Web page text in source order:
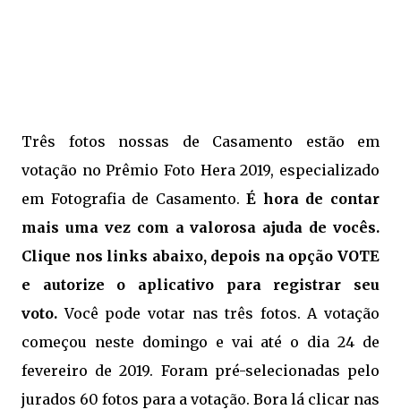
Três fotos nossas de Casamento estão em
votação no Prêmio Foto Hera 2019, especializado
em Fotografia de Casamento.É hora de contar
mais uma vez com a valorosa ajuda de vocês.
Clique nos links abaixo, depois na opção VOTE
e autorize o aplicativo para registrar seu
voto. Você pode votar nas três fotos. A votação
começou neste domingo e vai até o dia 24 de
fevereiro de 2019. Foram pré-selecionadas pelo
jurados 60 fotos para a votação. Bora lá clicar nas